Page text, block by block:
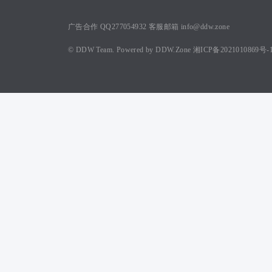
广告合作 QQ277054932 客服邮箱 info@ddw.zone
© DDW Team. Powered byDDW.Zone 湘ICP备2021010869号-